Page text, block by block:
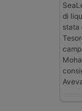
di
stata